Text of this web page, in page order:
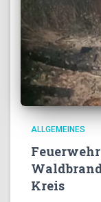
ALLGEMEINES
Kreis